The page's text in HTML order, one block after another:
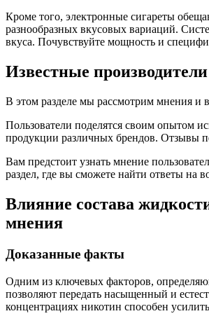
Кроме того, электронные сигареты
разнообразных вкусовых вариаций.
вкуса. Почувствуйте мощность и
Известные
В этом разделе мы рассмотрим мнения и
Пользователи поделятся своим опытом
продукции различных брендов. Отзывы
Вам предстоит узнать мнение
раздел, где вы сможете найти ответы на
Влияние состава
мнения
Доказанные факты
Одним из ключевых факторов,
позволяют передать насыщенный и
концентрациях никотин способен